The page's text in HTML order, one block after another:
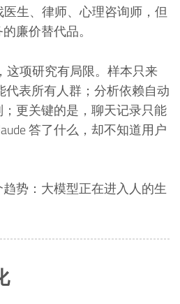
生、律师、心理咨询师，但
廉价替代品。
这项研究有局限。样本只来
代表所有人群；分析依赖自动
更关键的是，聊天记录只能
答了什么，却不知道用户
势：大模型正在进入人的生